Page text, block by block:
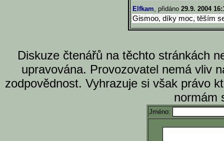
Elfkam, přidáno 29.9. 2004
Gismoo, díky moc, těším
Diskuze čtenářů na těchto stránkách
upravována. Provozovatel nemá vliv
zodpovědnost. Vyhrazuje si však právo
normám
Jméno: